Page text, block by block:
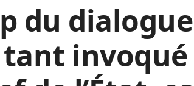
du dialogue
invoqué